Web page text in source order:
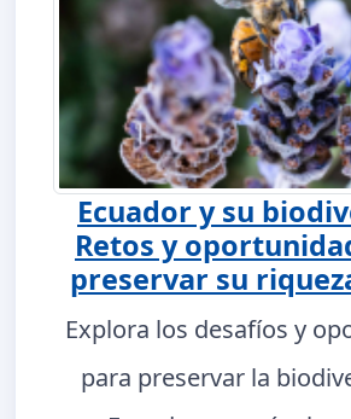
Ecuador y su
Retos y
preservar su
Explora los desafíos y
para preservar la